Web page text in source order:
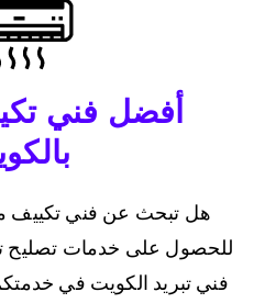
أفضل فني
هل تبحث عن فني تكييف
للحصول على خدمات تصليح
فني تبريد الكويت في خدمتكم